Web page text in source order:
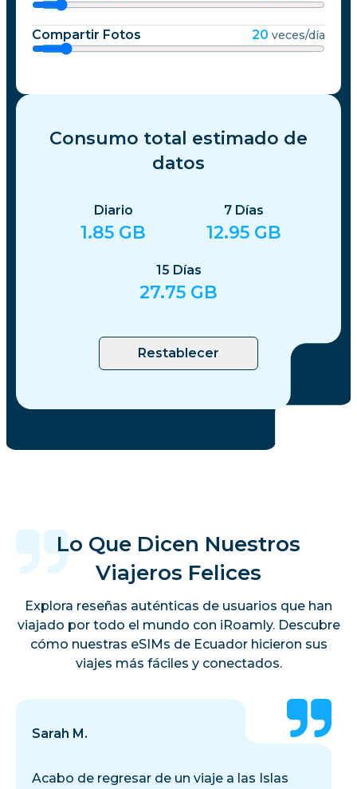
Compartir Fotos 20 veces/día
Consumo total estimado de
datos
Diario
1.85 GB
7 Días
12.95 GB
15 Días
27.75 GB
Restablecer
Lo Que Dicen Nuestros
Viajeros Felices
Explora reseñas auténticas de usuarios que han
viajado por todo el mundo con iRoamly. Descubre
cómo nuestras eSIMs de Ecuador hicieron sus
viajes más fáciles y conectados.
Sarah M.
Acabo de regresar de un viaje a las Islas